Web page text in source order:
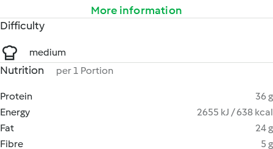
More information
Difficulty
medium
Nutrition per 1 Portion
Protein
36 g
Energy
2655 kJ / 638 kcal
Fat
24 g
Fibre
5 g